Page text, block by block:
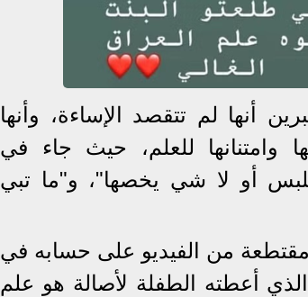
أنها لم تتقصد الإساءة، وأنها
وامتنانها للعلم، حيث جاء في
تلبس أو لا شي يخصها"، و"ما تبي
من الفيديو على حسابه في
أعطته الطفلة لأصالة هو علم